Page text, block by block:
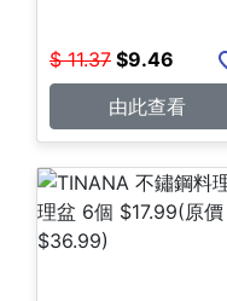
$ 11.37 $9.46
由此查看